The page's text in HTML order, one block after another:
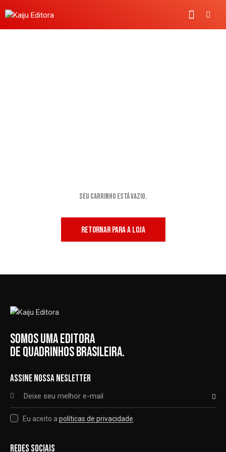
Seu carrinho está vazio.
RETORNAR PARA A LOJA
SOMOS UMA EDITORA
DE QUADRINHOS BRASILEIRA.
ASSINE NOSSA NESLETTER
ASSINAR
Eu aceito a políticas de privacidade
REDES SOCIAIS